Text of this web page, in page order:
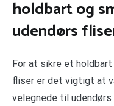
holdbart og
udendørs
For at sikre et
fliser er det vigtigt at
velegnede til